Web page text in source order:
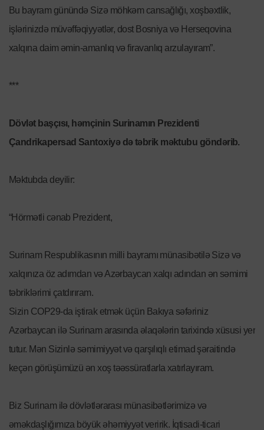
Bu bayram günündə Sizə möhkəm cansağlığı, xoşbəxtlik,
işlərinizdə müvəffəqiyyətlər, dost Bosniya və Herseqovina
xalqına daim əmin-amanlıq və firavanlıq arzulayıram”.
***
Dövlət başçısı, həmçinin Surinamın Prezidenti
Çandrikapersad Santoxiyə də təbrik məktubu göndərib.
Məktubda deyilir:
“Hörmətli cənab Prezident,
Surinam Respublikasının milli bayramı münasibətilə Sizə və
xalqınıza öz adımdan və Azərbaycan xalqı adından ən səmimi
təbriklərimi çatdırıram.
Sizin COP29-da iştirak etmək üçün Bakıya səfəriniz
Azərbaycan ilə Surinam arasında əlaqələrin tarixində xüsusi yer
tutur. Mən Sizinlə səmimiyyət və qarşılıqlı etimad şəraitində
keçən görüşümüzü ən xoş təəssüratlarla xatırlayıram.
Biz Surinam ilə dövlətlərarası münasibətlərimizə və
əməkdaşlığımıza böyük əhəmiyyət veririk. İqtisadi-ticari